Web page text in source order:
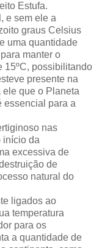
Estufa.
e sem ele a
graus Celsius
uma quantidade
manter o
15ºC, possibilitando
presente na
ele que o Planeta
essencial para a
nas
início da
excessiva de
de
natural do
ligados ao
temperatura
para os
a quantidade de